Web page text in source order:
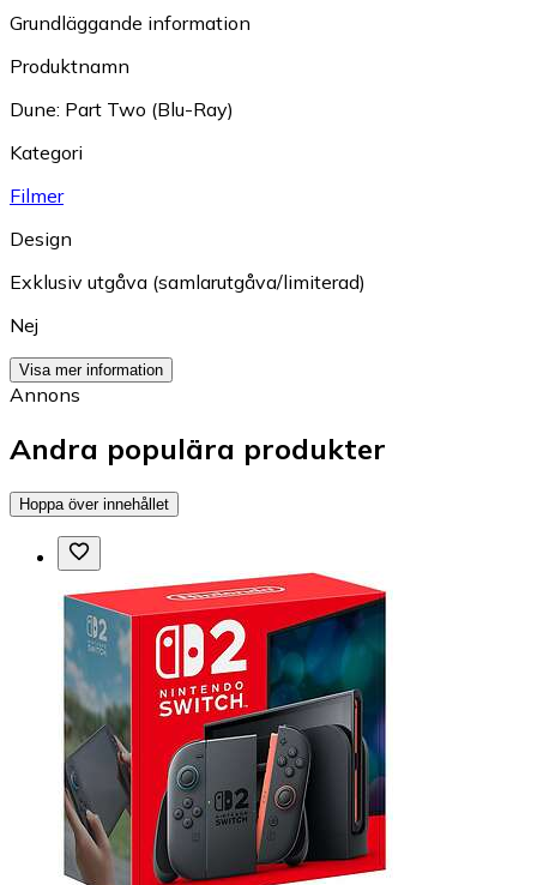
Grundläggande information
Produktnamn
Dune: Part Two (Blu-Ray)
Kategori
Filmer
Design
Exklusiv utgåva (samlarutgåva/limiterad)
Nej
Visa mer information
Annons
Andra populära produkter
Hoppa över innehållet